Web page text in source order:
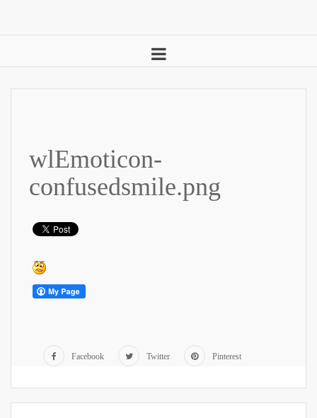
wlEmoticon-
confusedsmile.png
Facebook Twitter Pinterest